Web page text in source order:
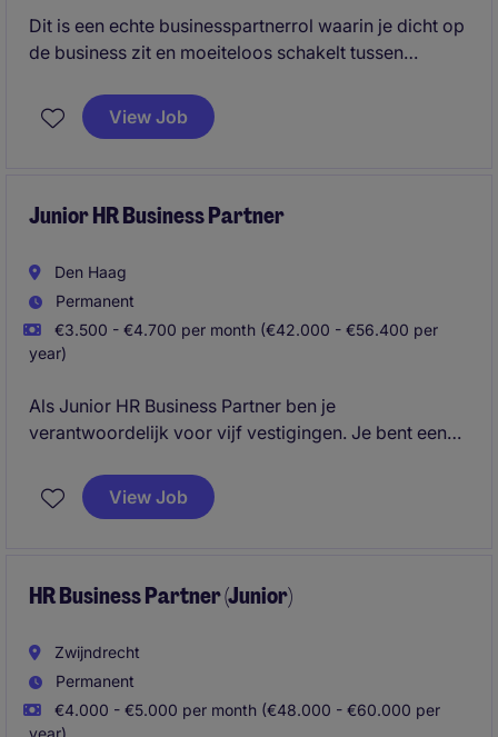
Dit is een echte businesspartnerrol waarin je dicht op
de business zit en moeiteloos schakelt tussen
thema's. Je vertaalt de organisatiedoelstellingen naar
concrete HR-oplossingen en weet deze ook
View Job
Junior HR Business Partner
Den Haag
Permanent
€3.500 - €4.700 per month (€42.000 - €56.400 per
year)
Als Junior HR Business Partner ben je
verantwoordelijk voor vijf vestigingen. Je bent een
en het management. Je denkt mee over
personeelsplanning, organisatieontwikkeling,
maar letterlijk aan dezelfde kant van de tafel als het
View Job
HR Business Partner (Junior)
Zwijndrecht
Permanent
€4.000 - €5.000 per month (€48.000 - €60.000 per
year)